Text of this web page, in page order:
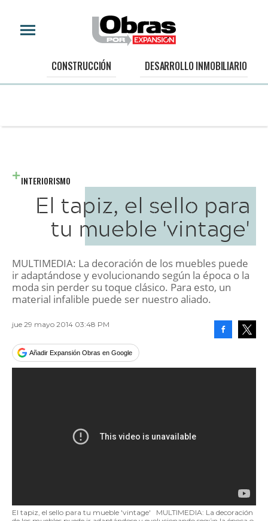
CONSTRUCCIÓN DESARROLLO INMOBILIARIO
INTERIORISMO
El tapiz, el sello para
tu mueble 'vintage'
MULTIMEDIA: La decoración de los muebles puede
ir adaptándose y evolucionando según la época o la
moda sin perder su toque clásico. Para esto, un
material infalible puede ser nuestro aliado.
jue 29 mayo 2014 03:48 PM
Añadir Expansión Obras en Google
El tapiz, el sello para tu mueble 'vintage'
MULTIMEDIA: La decoración